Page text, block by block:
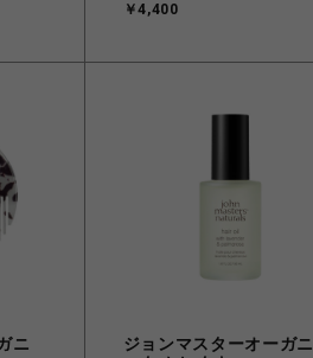
￥4,400
ニ
ジョンマスターオーガニ